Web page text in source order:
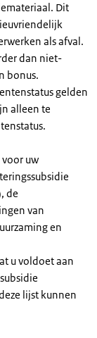
Dit
als afval.
dan niet-
bonus.
gelden
alleen te
uw
de
van
en
u voldoet aan
lijst kunnen